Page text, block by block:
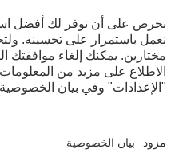
LANGUAGE
AR
EN